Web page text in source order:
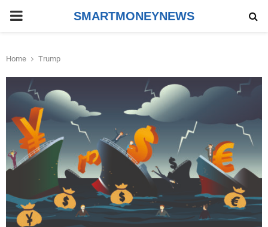
PRIMARY
SMARTMONEYNEWS
Home Trump